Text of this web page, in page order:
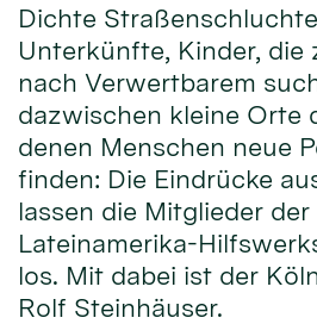
Dichte
Unterkünfte, Kinder, die
nach Verwertbarem
dazwischen kleine Orte
denen Menschen neue
finden: Die Eindrücke
lassen die Mitglieder
Lateinamerika-
los. Mit dabei ist der
Rolf Steinhäuser.